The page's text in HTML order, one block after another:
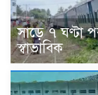
সাড়ে ৭ ঘণ্টা
স্বাভাবিক